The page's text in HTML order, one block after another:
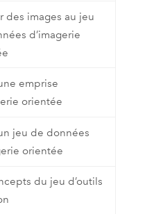
des images au jeu
d’imagerie
emprise
orientée
jeu de données
orientée
du jeu d’outils